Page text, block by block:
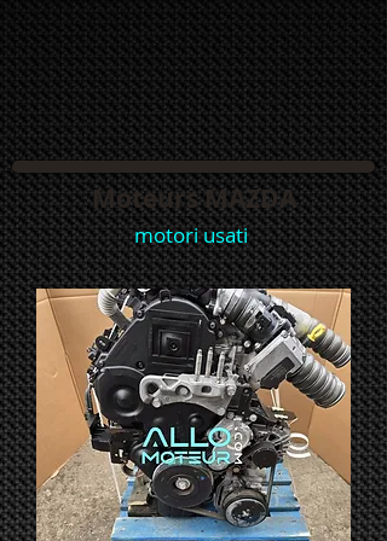
Moteurs MAZDA
motori usati